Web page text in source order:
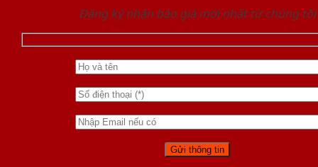
Đăng ký nhận báo giá mới nhất từ chúng tôi